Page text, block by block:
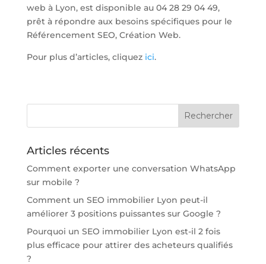
web à Lyon, est disponible au 04 28 29 04 49,
prêt à répondre aux besoins spécifiques pour le
Référencement SEO, Création Web.
Pour plus d’articles, cliquez ici.
Articles récents
Comment exporter une conversation WhatsApp
sur mobile ?
Comment un SEO immobilier Lyon peut-il
améliorer 3 positions puissantes sur Google ?
Pourquoi un SEO immobilier Lyon est-il 2 fois
plus efficace pour attirer des acheteurs qualifiés
?